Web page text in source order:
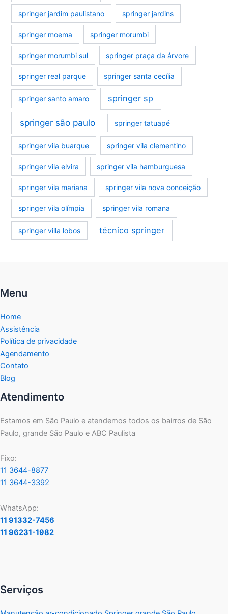
springer jardim paulistano springer jardins
springer moema springer morumbi
springer morumbi sul springer praça da árvore
springer real parque springer santa cecília
springer santo amaro springer sp
springer são paulo springer tatuapé
springer vila buarque springer vila clementino
springer vila elvira springer vila hamburguesa
springer vila mariana springer vila nova conceição
springer vila olímpia springer vila romana
springer villa lobos técnico springer
Menu
Home
Assistência
Política de privacidade
Agendamento
Contato
Blog
Atendimento
Estamos em São Paulo e atendemos todos os bairros de São
Paulo, grande São Paulo e ABC Paulista
Fixo:
11 3644-8877
11 3644-3392
WhatsApp:
11 91332-7456
11 96231-1982
Serviços